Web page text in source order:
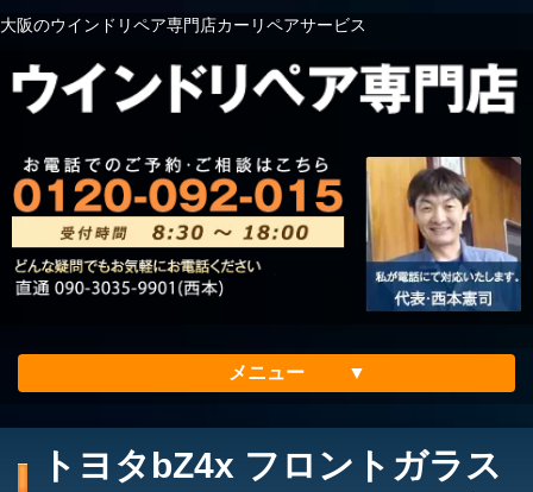
大阪のウインドリペア専門店カーリペアサービス
メニュー
会社案内
トヨタbZ4x フロントガラス